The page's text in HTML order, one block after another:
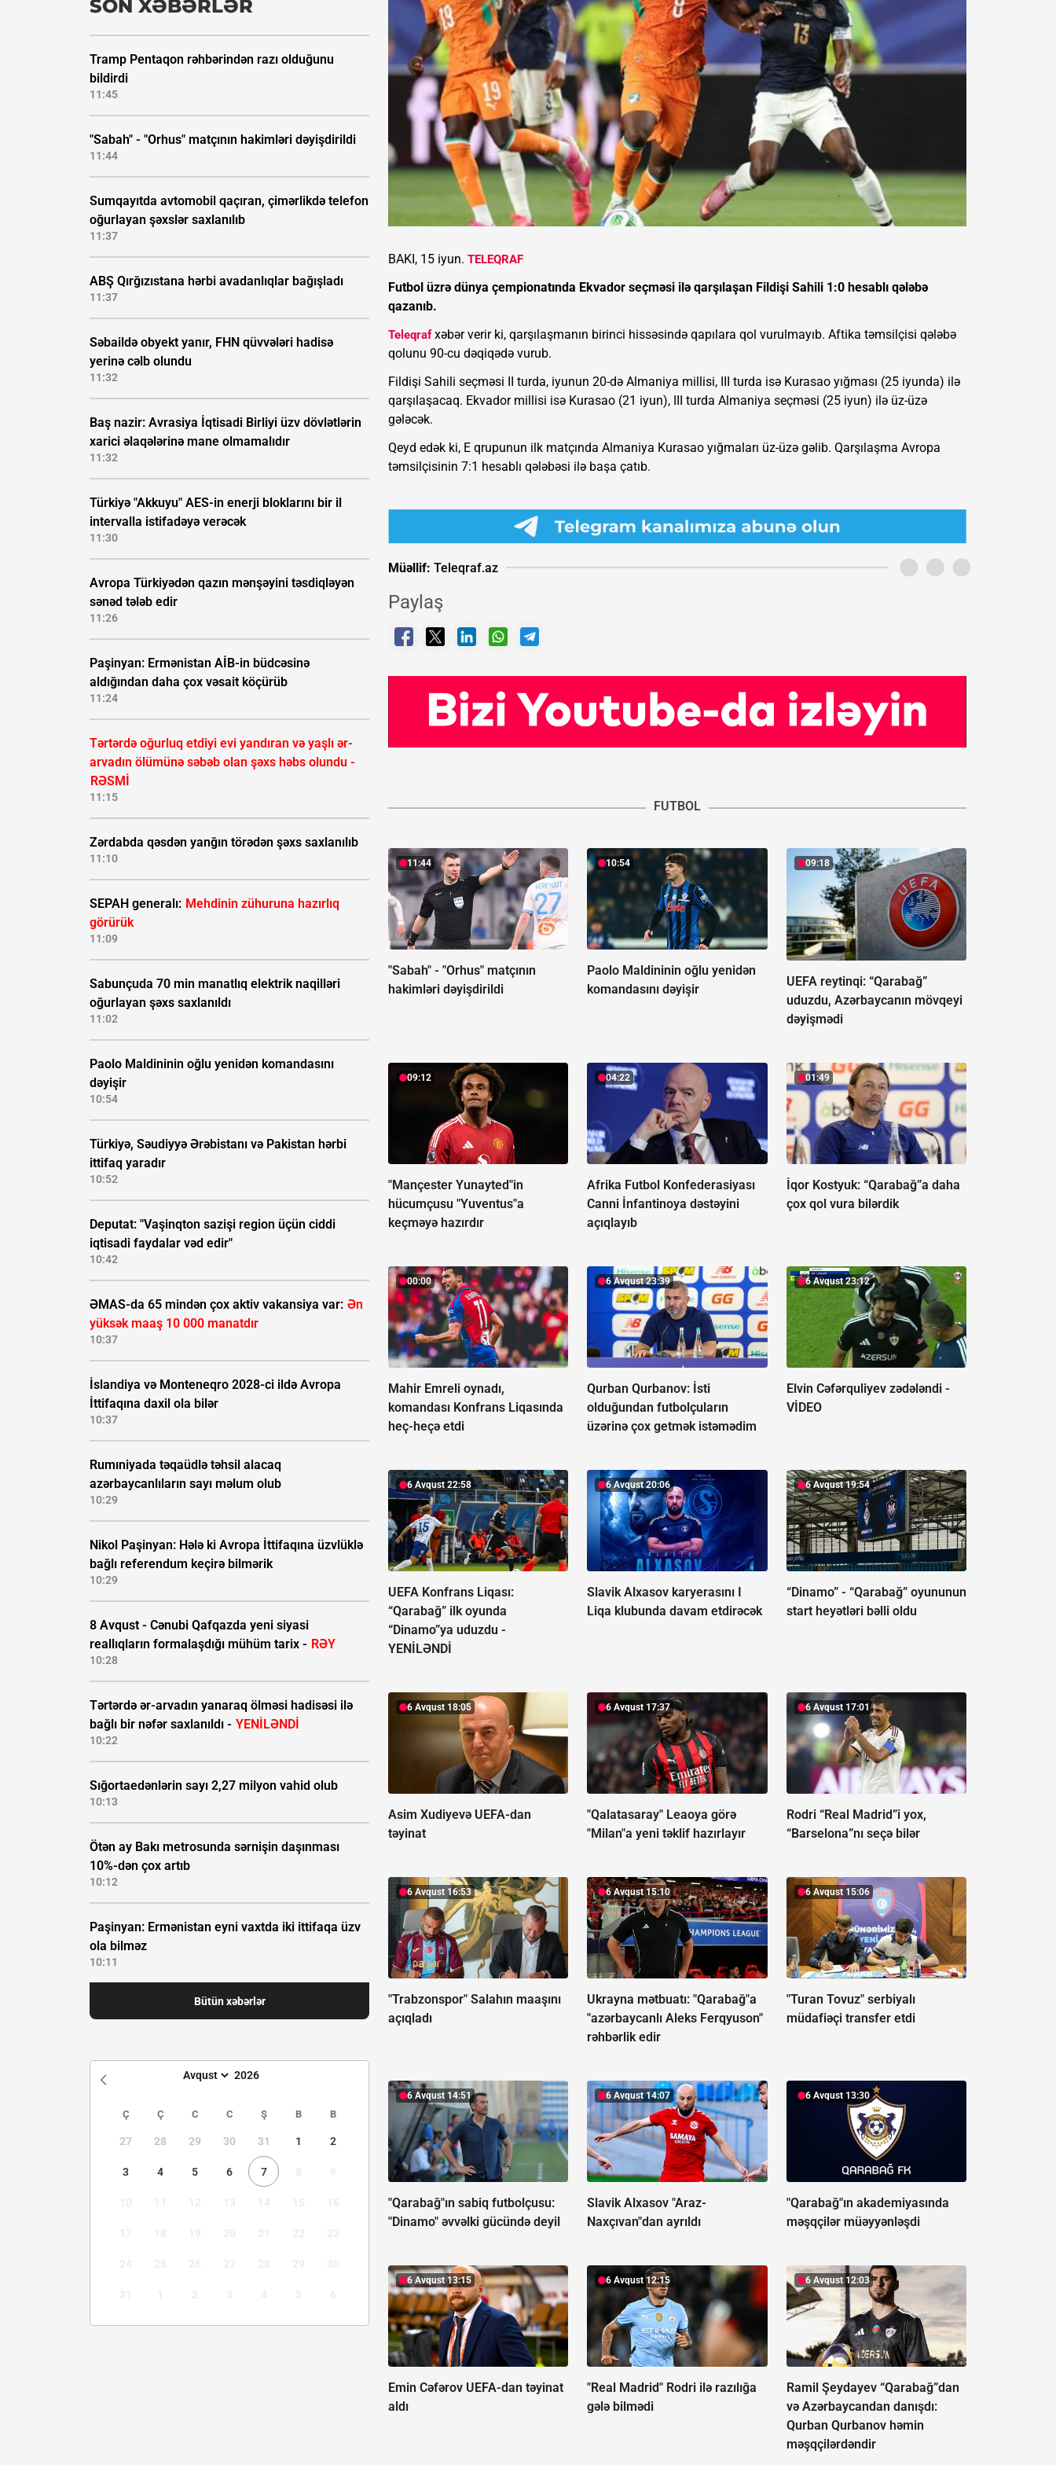
SON XƏBƏRLƏR
Tramp Pentaqon rəhbərindən razı olduğunu
bildirdi
11:45
"Sabah" - "Orhus" matçının hakimləri dəyişdirildi
11:44
Sumqayıtda avtomobil qaçıran, çimərlikdə telefon
oğurlayan şəxslər saxlanılıb
11:37
ABŞ Qırğızıstana hərbi avadanlıqlar bağışladı
11:37
Səbaildə obyekt yanır, FHN qüvvələri hadisə
yerinə cəlb olundu
11:32
Baş nazir: Avrasiya İqtisadi Birliyi üzv dövlətlərin
xarici əlaqələrinə mane olmamalıdır
11:32
Türkiyə "Akkuyu" AES-in enerji bloklarını bir il
intervalla istifadəyə verəcək
11:30
Avropa Türkiyədən qazın mənşəyini təsdiqləyən
sənəd tələb edir
11:26
Paşinyan: Ermənistan AİB-in büdcəsinə
aldığından daha çox vəsait köçürüb
11:24
Tərtərdə oğurluq etdiyi evi yandıran və yaşlı ər-
arvadın ölümünə səbəb olan şəxs həbs olundu -
RƏSMİ
11:15
Zərdabda qəsdən yanğın törədən şəxs saxlanılıb
11:10
SEPAH generalı: Mehdinin zühuruna hazırlıq
görürük
11:09
Sabunçuda 70 min manatlıq elektrik naqilləri
oğurlayan şəxs saxlanıldı
11:02
Paolo Maldininin oğlu yenidən komandasını
dəyişir
10:54
Türkiyə, Səudiyyə Ərəbistanı və Pakistan hərbi
ittifaq yaradır
10:52
Deputat: "Vaşinqton sazişi region üçün ciddi
iqtisadi faydalar vəd edir"
10:42
ƏMAS-da 65 mindən çox aktiv vakansiya var: Ən
yüksək maaş 10 000 manatdır
10:37
İslandiya və Monteneqro 2028-ci ildə Avropa
İttifaqına daxil ola bilər
10:37
Rumıniyada təqaüdlə təhsil alacaq
azərbaycanlıların sayı məlum olub
10:29
Nikol Paşinyan: Hələ ki Avropa İttifaqına üzvlüklə
bağlı referendum keçirə bilmərik
10:29
8 Avqust - Cənubi Qafqazda yeni siyasi
reallıqların formalaşdığı mühüm tarix - RƏY
10:28
Tərtərdə ər-arvadın yanaraq ölməsi hadisəsi ilə
bağlı bir nəfər saxlanıldı - YENİLƏNDİ
10:22
Sığortaedənlərin sayı 2,27 milyon vahid olub
10:13
Ötən ay Bakı metrosunda sərnişin daşınması
10%-dən çox artıb
10:12
Paşinyan: Ermənistan eyni vaxtda iki ittifaqa üzv
ola bilməz
10:11
Bütün xəbərlər
Ç Ç C C Ş B B
27 28 29 30 31 1 2
3 4 5 6 7
BAKI, 15 iyun. TELEQRAF
Futbol üzrə dünya çempionatında Ekvador seçməsi ilə qarşılaşan Fildişi Sahili 1:0 hesablı qələbə
qazanıb.
Teleqrafxəbər verir ki, qarşılaşmanın birinci hissəsində qapılara qol vurulmayıb. Aftika təmsilçisi qələbə
qolunu 90-cu dəqiqədə vurub.
Fildişi Sahili seçməsi II turda, iyunun 20-də Almaniya millisi, III turda isə Kurasao yığması (25 iyunda) ilə
qarşılaşacaq. Ekvador millisi isə Kurasao (21 iyun), III turda Almaniya seçməsi (25 iyun) ilə üz-üzə
gələcək.
Qeyd edək ki, E qrupunun ilk matçında Almaniya Kurasao yığmaları üz-üzə gəlib. Qarşılaşma Avropa
təmsilçisinin 7:1 hesablı qələbəsi ilə başa çatıb.
Müəllif: Teleqraf.az
Paylaş
FUTBOL
11:44
"Sabah" - "Orhus" matçının
hakimləri dəyişdirildi
10:54
Paolo Maldininin oğlu yenidən
komandasını dəyişir
09:18
UEFA reytinqi: “Qarabağ”
uduzdu, Azərbaycanın mövqeyi
dəyişmədi
09:12
"Mançester Yunayted"in
hücumçusu "Yuventus"a
keçməyə hazırdır
04:22
Afrika Futbol Konfederasiyası
Canni İnfantinoya dəstəyini
açıqlayıb
01:49
İqor Kostyuk: “Qarabağ”a daha
çox qol vura bilərdik
00:00
Mahir Emreli oynadı,
komandası Konfrans Liqasında
heç-heçə etdi
6 Avqust 23:39
Qurban Qurbanov: İsti
olduğundan futbolçuların
üzərinə çox getmək istəmədim
6 Avqust 23:12
Elvin Cəfərquliyev zədələndi -
VİDEO
6 Avqust 22:58
UEFA Konfrans Liqası:
“Qarabağ” ilk oyunda
“Dinamo”ya uduzdu -
YENİLƏNDİ
6 Avqust 20:06
Slavik Alxasov karyerasını I
Liqa klubunda davam etdirəcək
6 Avqust 19:54
“Dinamo” - “Qarabağ” oyununun
start heyətləri bəlli oldu
6 Avqust 18:05
Asim Xudiyevə UEFA-dan
təyinat
6 Avqust 17:37
"Qalatasaray" Leaoya görə
"Milan"a yeni təklif hazırlayır
6 Avqust 17:01
Rodri “Real Madrid”i yox,
“Barselona”nı seçə bilər
6 Avqust 16:53
"Trabzonspor" Salahın maaşını
açıqladı
6 Avqust 15:10
Ukrayna mətbuatı: "Qarabağ"a
"azərbaycanlı Aleks Ferqyuson"
rəhbərlik edir
6 Avqust 15:06
"Turan Tovuz" serbiyalı
müdafiəçi transfer etdi
6 Avqust 14:51
"Qarabağ"ın sabiq futbolçusu:
"Dinamo" əvvəlki gücündə deyil
6 Avqust 14:07
Slavik Alxasov "Araz-
Naxçıvan"dan ayrıldı
6 Avqust 13:30
"Qarabağ"ın akademiyasında
məşqçilər müəyyənləşdi
6 Avqust 13:15
Emin Cəfərov UEFA-dan təyinat
aldı
6 Avqust 12:15
"Real Madrid" Rodri ilə razılığa
gələ bilmədi
6 Avqust 12:03
Ramil Şeydayev “Qarabağ”dan
və Azərbaycandan danışdı:
Qurban Qurbanov həmin
məşqçilərdəndir